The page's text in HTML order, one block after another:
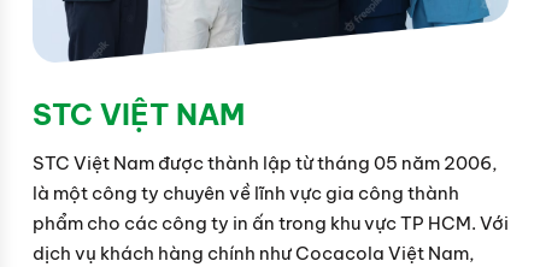
STC VIỆT NAM
STC Việt Nam được thành lập từ tháng 05 năm 2006,
là một công ty chuyên về lĩnh vực gia công thành
phẩm cho các công ty in ấn trong khu vực TP HCM. Với
dịch vụ khách hàng chính như Cocacola Việt Nam,